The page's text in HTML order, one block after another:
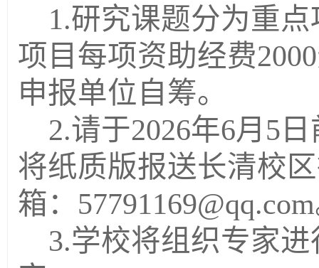
1.研究课题分为重
项目每项资助经费
申报单位自筹。
2.请于2026年6月5
将纸质版报送长清校
箱： 57791169@qq.com
3.学校将组织专家